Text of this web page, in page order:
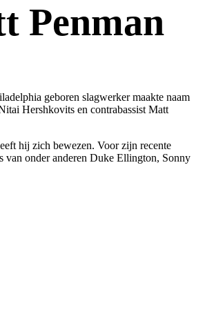
Penman
geboren slagwerker maakte naam
Hershkovits en contrabassist Matt
hij zich bewezen. Voor zijn recente
van onder anderen Duke Ellington, Sonny